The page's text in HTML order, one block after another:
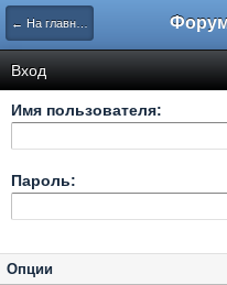
← На главную
Вход
Имя пользователя:
Пароль:
Опции